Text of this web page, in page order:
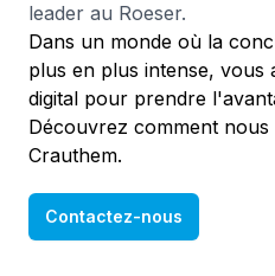
leader au Roeser.
Dans un monde où la
plus en plus intense,
digital pour prendre
Découvrez comment
Crauthem.
Contactez-nous